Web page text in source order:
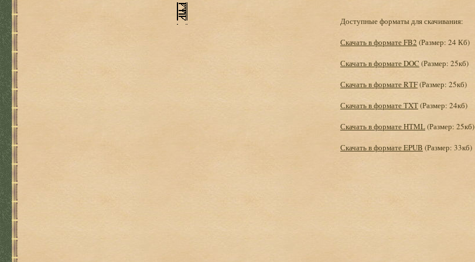
Доступные форматы для скачивания:
Скачать в формате FB2 (Размер: 24 Кб)
Скачать в формате DOC (Размер: 25кб)
Скачать в формате RTF(Размер: 25кб)
Скачать в формате TXT(Размер: 24кб)
Скачать в формате HTML(Размер: 25кб)
Скачать в формате EPUB (Размер: 33кб)